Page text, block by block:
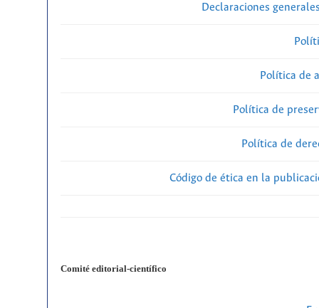
Declaraciones
Política de
Política de
Política de
Código de ética en la
Comité editorial-científico